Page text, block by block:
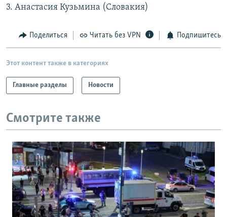
ПОДПИШИТЕСЬ НА РАССЫЛКУ
СОЦИАЛЬНЫЕ СЕТИ
3. Анастасия Кузьмина (Словакия)
Поделиться Читать без VPN Подпишитесь
Этот контент также в категориях
Главные разделы Новости
Смотрите также